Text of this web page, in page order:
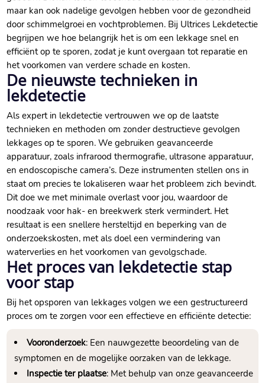
maar kan ook nadelige gevolgen hebben voor de gezondheid
door schimmelgroei en vochtproblemen. Bij Ultrices Lekdetectie
begrijpen we hoe belangrijk het is om een lekkage snel en
efficiënt op te sporen, zodat je kunt overgaan tot reparatie en
het voorkomen van verdere schade en kosten.
De nieuwste technieken in
lekdetectie
Als expert in lekdetectie vertrouwen we op de laatste
technieken en methoden om zonder destructieve gevolgen
lekkages op te sporen. We gebruiken geavanceerde
apparatuur, zoals infrarood thermografie, ultrasone apparatuur,
en endoscopische camera’s. Deze instrumenten stellen ons in
staat om precies te lokaliseren waar het probleem zich bevindt.
Dit doe we met minimale overlast voor jou, waardoor de
noodzaak voor hak- en breekwerk sterk vermindert. Het
resultaat is een snellere hersteltijd en beperking van de
onderzoekskosten, met als doel een vermindering van
waterverlies en het voorkomen van gevolgschade.
Het proces van lekdetectie stap
voor stap
Bij het opsporen van lekkages volgen we een gestructureerd
proces om te zorgen voor een effectieve en efficiënte detectie:
Vooronderzoek: Een nauwgezette beoordeling van de
symptomen en de mogelijke oorzaken van de lekkage.
Inspectie ter plaatse: Met behulp van onze geavanceerde